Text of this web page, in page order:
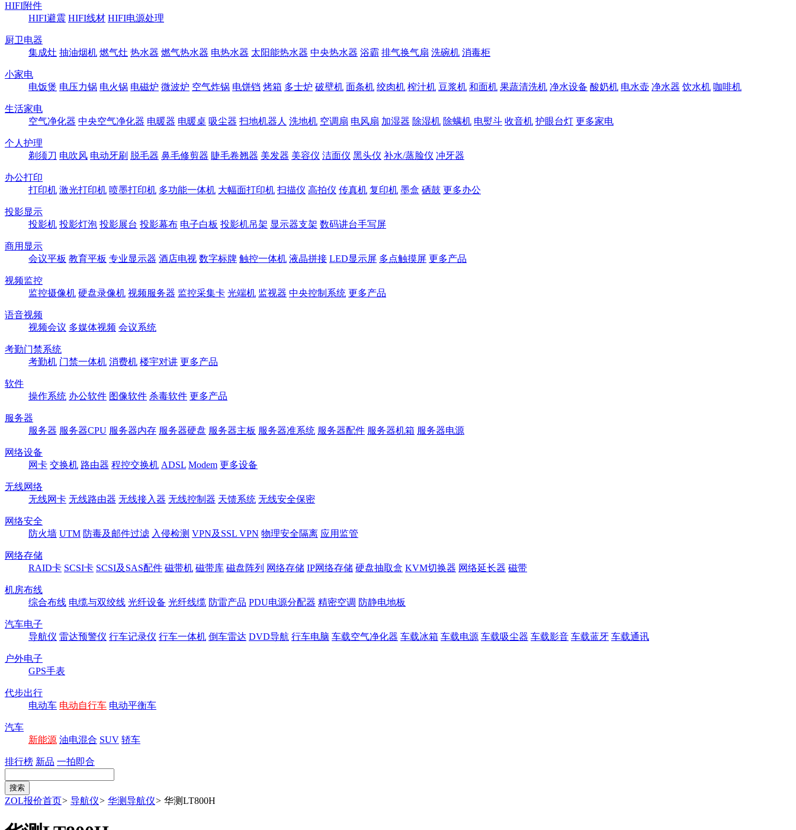
HIFI附件
HIFI避震 HIFI线材 HIFI电源处理
厨卫电器
集成灶 抽油烟机 燃气灶 热水器 燃气热水器 电热水器 太阳能热水器 中央热水器 浴霸 排气换气扇 洗碗机 消毒柜
小家电
电饭煲 电压力锅 电火锅 电磁炉 微波炉 空气炸锅 电饼铛 烤箱 多士炉 破壁机 面条机 绞肉机 榨汁机 豆浆机 和面机 果蔬清洗机 净水设备 酸奶机 电水壶 净水器 饮水机 咖啡机
生活家电
空气净化器 中央空气净化器 电暖器 电暖桌 吸尘器 扫地机器人 洗地机 空调扇 电风扇 加湿器 除湿机 除螨机 电熨斗 收音机 护眼台灯 更多家电
个人护理
剃须刀 电吹风 电动牙刷 脱毛器 鼻毛修剪器 睫毛卷翘器 美发器 美容仪 洁面仪 黑头仪 补水/蒸脸仪 冲牙器
办公打印
打印机 激光打印机 喷墨打印机 多功能一体机 大幅面打印机 扫描仪 高拍仪 传真机 复印机 墨盒 硒鼓 更多办公
投影显示
投影机 投影灯泡 投影展台 投影幕布 电子白板 投影机吊架 显示器支架 数码讲台手写屏
商用显示
会议平板 教育平板 专业显示器 酒店电视 数字标牌 触控一体机 液晶拼接 LED显示屏 多点触摸屏 更多产品
视频监控
监控摄像机 硬盘录像机 视频服务器 监控采集卡 光端机 监视器 中央控制系统 更多产品
语音视频
视频会议 多媒体视频 会议系统
考勤门禁系统
考勤机 门禁一体机 消费机 楼宇对讲 更多产品
软件
操作系统 办公软件 图像软件 杀毒软件 更多产品
服务器
服务器 服务器CPU 服务器内存 服务器硬盘 服务器主板 服务器准系统 服务器配件 服务器机箱 服务器电源
网络设备
网卡 交换机 路由器 程控交换机 ADSL Modem 更多设备
无线网络
无线网卡 无线路由器 无线接入器 无线控制器 天馈系统 无线安全保密
网络安全
防火墙 UTM 防毒及邮件过滤 入侵检测 VPN及SSL VPN 物理安全隔离 应用监管
网络存储
RAID卡 SCSI卡 SCSI及SAS配件 磁带机 磁带库 磁盘阵列 网络存储 IP网络存储 硬盘抽取盒 KVM切换器 网络延长器 磁带
机房布线
综合布线 电缆与双绞线 光纤设备 光纤线缆 防雷产品 PDU电源分配器 精密空调 防静电地板
汽车电子
导航仪 雷达预警仪 行车记录仪 行车一体机 倒车雷达 DVD导航 行车电脑 车载空气净化器 车载冰箱 车载电源 车载吸尘器 车载影音 车载蓝牙 车载通讯
户外电子
GPS手表
代步出行
电动车 电动自行车 电动平衡车
汽车
新能源 油电混合 SUV 轿车
排行榜 新品 一拍即合
ZOL报价首页> 导航仪> 华测导航仪> 华测LT800H